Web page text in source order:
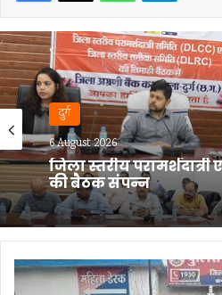
दुर्ग
6 August 2026
दुर्ग में लूट के दौरान कांग्रेस
खुलासा, 48 घंटे में आरोपी
100 CCTV से खुला राज
ज्यादा
मुनाफे